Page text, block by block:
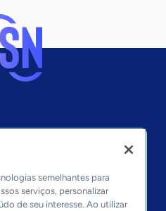
semelhantes para
serviços, personalizar
de seu interesse. Ao utilizar